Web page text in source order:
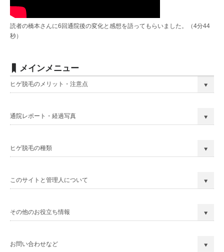
読者の橋本さんに6回通院後の変化と感想を語ってもらいました。（4分44
秒）
メインメニュー
ヒゲ脱毛のメリット・注意点
通院レポート・経過写真
ヒゲ脱毛の種類
このサイトと管理人について
その他のお役立ち情報
お問い合わせなど